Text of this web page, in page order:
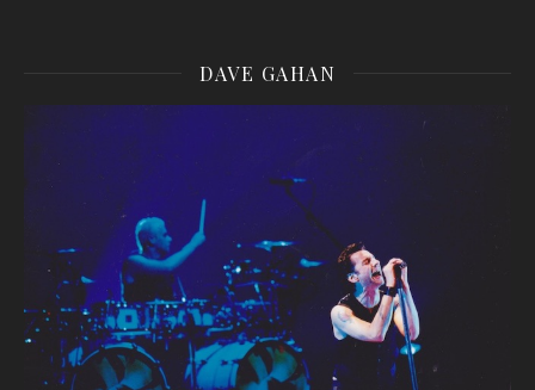
DAVE GAHAN